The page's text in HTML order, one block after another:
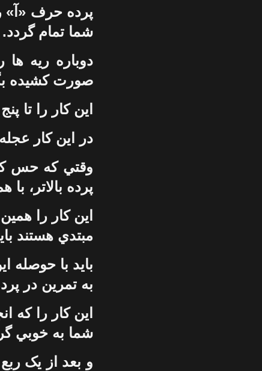
پرده حرف «آ»
شما تمام گردد.
دوباره ريه ها
صورت کشيده
اين کار را تا
در اين کار
وقتي که حس
پرده بالاتر،
اين کار را
مبتدي هستند
بايد با حوصله
به تمرين در
اين کار را که
شما به خوبي
و بعد از يک